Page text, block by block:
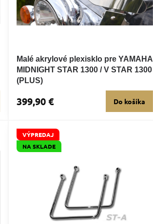
Malé akrylové plexisklo pre YAMAHA
MIDNIGHT STAR 1300 / V STAR 1300
(PLUS)
399,90 € Do košíka
VÝPREDAJ
NA SKLADE